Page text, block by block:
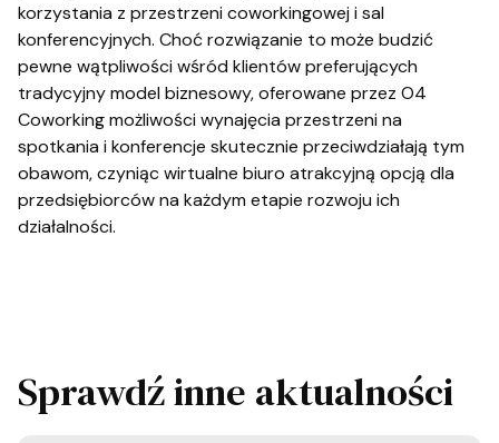
korzystania z przestrzeni coworkingowej i sal
konferencyjnych. Choć rozwiązanie to może budzić
pewne wątpliwości wśród klientów preferujących
tradycyjny model biznesowy, oferowane przez O4
Coworking możliwości wynajęcia przestrzeni na
spotkania i konferencje skutecznie przeciwdziałają tym
obawom, czyniąc wirtualne biuro atrakcyjną opcją dla
przedsiębiorców na każdym etapie rozwoju ich
działalności.
Sprawdź inne aktualności